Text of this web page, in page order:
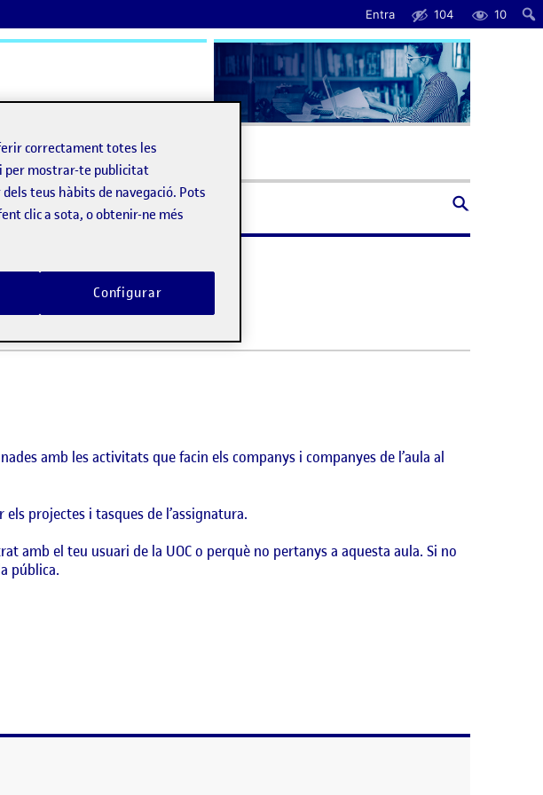
Entra 104 10
Ajuda
amb les activitats que facin els companys i companyes de l’aula al
projectes i tasques de l’assignatura.
amb el teu usuari de la UOC o perquè no pertanys a aquesta aula. Si no
pública.
correctament totes les
per mostrar-te publicitat
teus hàbits de navegació. Pots
clic a sota, o obtenir-ne més
Configurar